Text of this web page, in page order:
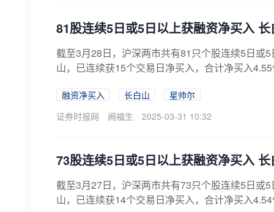
81股连续5日或5日以上获融资净买入
截至3月28日，沪深两市共有81只个股连续5日或
山，已连续获15个交易日净买入，合计净买入
融资净买入 长白山
星帅尔
证券时报网
阙福生 2025-03-31 10:32
73股连续5日或5日以上获融资净买入
截至3月27日，沪深两市共有73只个股连续5日或
山，已连续获14个交易日净买入，合计净买入